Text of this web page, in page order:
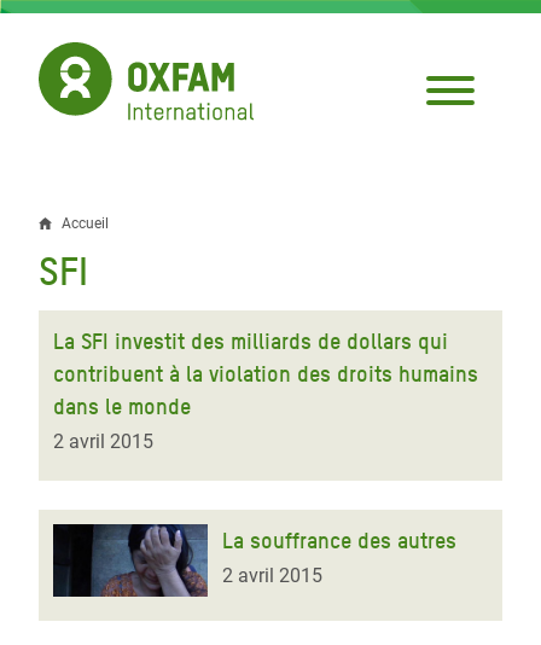
Aller
contenu
principal
Fil
d'Ariane
Accueil
SFI
La SFI investit des milliards de dollars qui
contribuent à la violation des droits humains
dans le monde
2 avril 2015
La souffrance des autres
2 avril 2015